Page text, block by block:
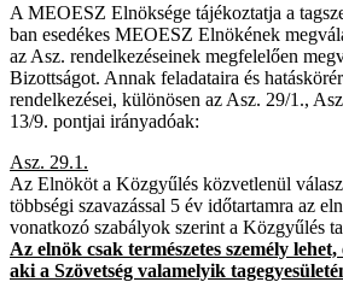
A MEOESZ Elnöksége tájékoztatja a
ban esedékes MEOESZ Elnökének
az Asz. rendelkezéseinek megfelelően
Bizottságot. Annak feladataira és
rendelkezései, különösen az Asz. 29/1.,
13/9. pontjai irányadóak:
Asz. 29.1.
Az Elnököt a Közgyűlés közvetlenül
többségi szavazással 5 év időtartamra az
vonatkozó szabályok szerint a Közgyűlés
Az elnök csak természetes személy lehet,
aki a Szövetség valamelyik